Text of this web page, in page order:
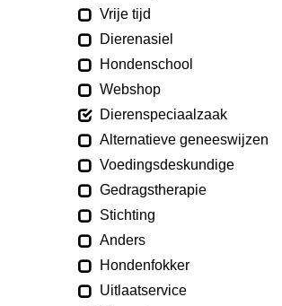
Vrije tijd
Dierenasiel
Hondenschool
Webshop
Dierenspeciaalzaak
Alternatieve geneeswijzen
Voedingsdeskundige
Gedragstherapie
Stichting
Anders
Hondenfokker
Uitlaatservice